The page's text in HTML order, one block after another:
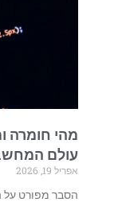
מהי חומרה
עולם
אפריל 19, 2026
הסבר מפורט על